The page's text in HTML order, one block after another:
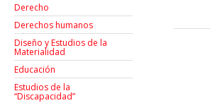
Derecho
Derechos humanos
Diseño y Estudios de la
Materialidad
Educación
Estudios de la
“Discapacidad”